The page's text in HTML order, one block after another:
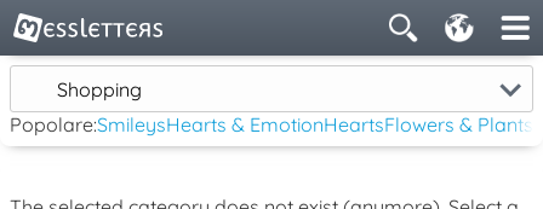
Shopping
Popolare:SmileysHearts & EmotionHeartsFlowers & Plants